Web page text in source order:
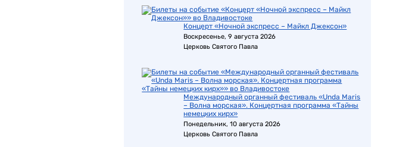
Концерт «Ночной экспресс – Майкл Джексон»
Воскресенье, 9 августа 2026
Церковь Святого Павла
Международный органный фестиваль «Unda Maris
– Волна морская». Концертная программа «Тайны
немецких кирх»
Понедельник, 10 августа 2026
Церковь Святого Павла